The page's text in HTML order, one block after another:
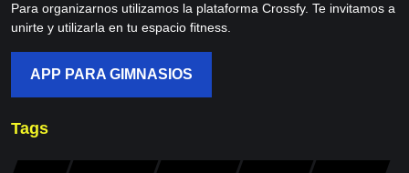
Para organizarnos utilizamos la plataforma Crossfy. Te invitamos a
unirte y utilizarla en tu espacio fitness.
APP PARA GIMNASIOS
Tags